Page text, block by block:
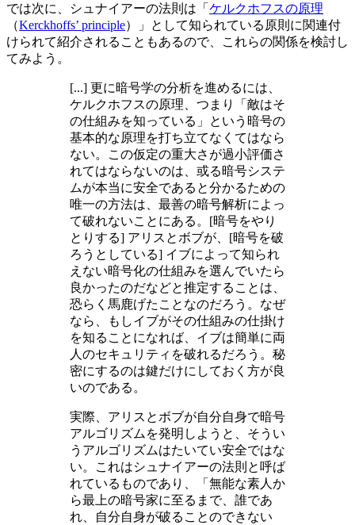
では次に、シュナイアーの法則は「 ケルクホフスの原理
（Kerckhoffs’ principle）」として知られている原則に関連付
けられて紹介されることもあるので、これらの関係を検討し
てみよう。
[...] 更に暗号学の分析を進めるには、
ケルクホフスの原理、つまり「敵はそ
の仕組みを知っている」という暗号の
基本的な原理を打ち立てなくてはなら
ない。この仮定の重大さが過小評価さ
れてはならないのは、或る暗号システ
ムが本当に安全であると分かるための
唯一の方法は、最善の暗号解析によっ
て破れないことにある。[暗号をやり
とりする] アリスとボブが、[暗号を破
ろうとしている] イブによって知られ
えない暗号化の仕組みを選んでいたら
良かったのだなどと推定することは、
恐らく馬鹿げたことなのだろう。なぜ
なら、もしイブがその仕組みの仕掛け
を知ることになれば、イブは簡単に両
人のセキュリティを破れるだろう。秘
密にするのは鍵だけにしておく方が良
いのである。
実際、アリスとボブが自分自身で暗号
アルゴリズムを発明しようと、そうい
うアルゴリズムはたいてい安全ではな
い。これはシュナイアーの法則と呼ば
れているものであり、「無能な素人か
ら最上の暗号家に至るまで、誰であ
れ、自分自身が破ることのできない